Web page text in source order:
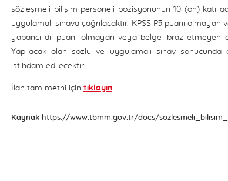
sözleşmeli bilişim personeli pozisyonunun 10 (on) katı
uygulamalı sınava çağrılacaktır. KPSS P3 puanı
yabancı dil puanı olmayan veya belge ibraz etmeyen
Yapılacak olan sözlü ve uygulamalı sınav
istihdam edilecektir.
İlan tam metni için tıklayın.
Kaynak https://www.tbmm.gov.tr/docs/